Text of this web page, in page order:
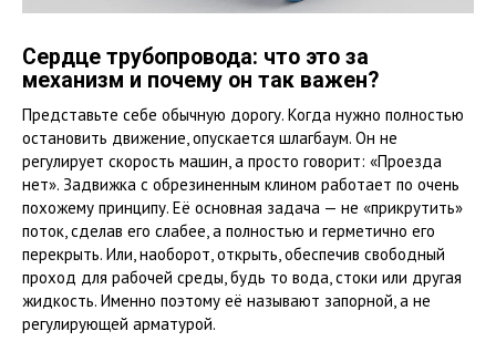
Сердце трубопровода: что это за
механизм и почему он так важен?
Представьте себе обычную дорогу. Когда нужно полностью
остановить движение, опускается шлагбаум. Он не
регулирует скорость машин, а просто говорит: «Проезда
нет». Задвижка с обрезиненным клином работает по очень
похожему принципу. Её основная задача — не «прикрутить»
поток, сделав его слабее, а полностью и герметично его
перекрыть. Или, наоборот, открыть, обеспечив свободный
проход для рабочей среды, будь то вода, стоки или другая
жидкость. Именно поэтому её называют запорной, а не
регулирующей арматурой.